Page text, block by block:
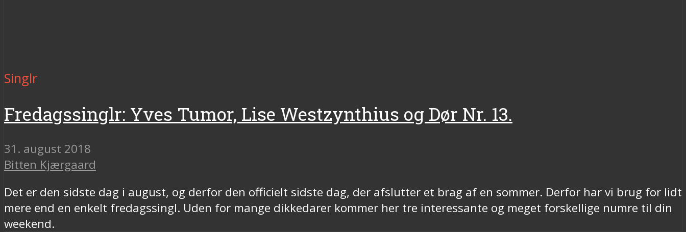
Singlr
Fredagssinglr: Yves Tumor, Lise Westzynthius og Dør Nr. 13.
31. august 2018
Bitten Kjærgaard
Det er den sidste dag i august, og derfor den officielt sidste dag, der afslutter et brag af en sommer. Derfor har vi brug for lidt
mere end en enkelt fredagssingl. Uden for mange dikkedarer kommer her tre interessante og meget forskellige numre til din
weekend.